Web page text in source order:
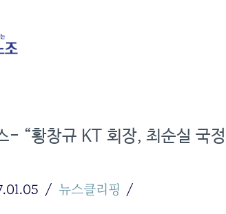
- “황창규 KT 회장, 최순실 국
뉴스클리핑